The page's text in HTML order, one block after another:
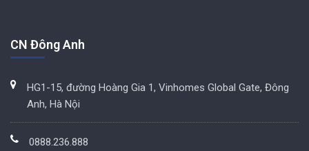
CN Đông Anh
HG1-15, đường Hoàng Gia 1, Vinhomes Global Gate, Đông
Anh, Hà Nội
0888.236.888